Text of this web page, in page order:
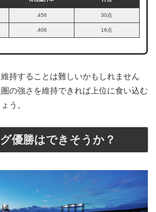
.456 30点
.406 16点
持することは難しいかもしれません
の強さを維持できれば上位に食い込む
う。
優勝はできそうか？